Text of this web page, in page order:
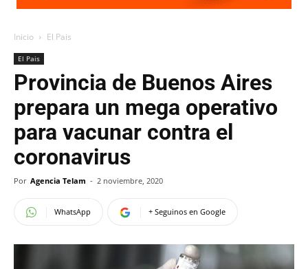
Inicio El Pais
El Pais
Provincia de Buenos Aires
prepara un mega operativo
para vacunar contra el
coronavirus
Por Agencia Telam - 2 noviembre, 2020
WhatsApp + Seguinos en Google